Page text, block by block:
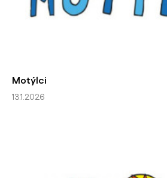
Motýlci
13.1.2026